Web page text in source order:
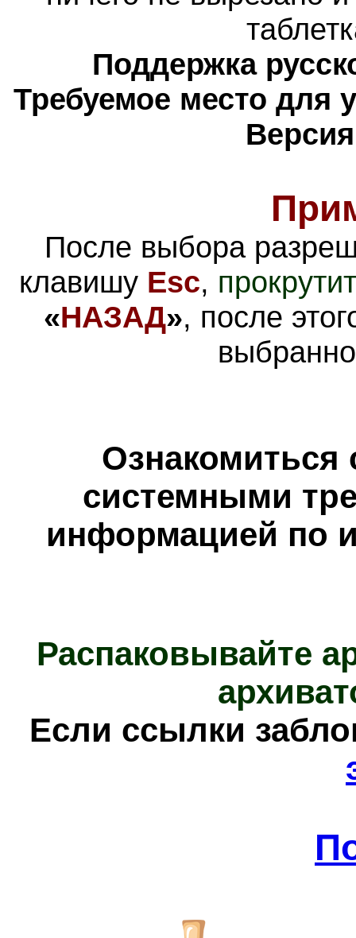
Поддержка
Требуемое место для
После выбора
клавишу Esc,
«НАЗАД», после
Ознакомиться
системными
информацией по
Распаковывайте
Если ссылки